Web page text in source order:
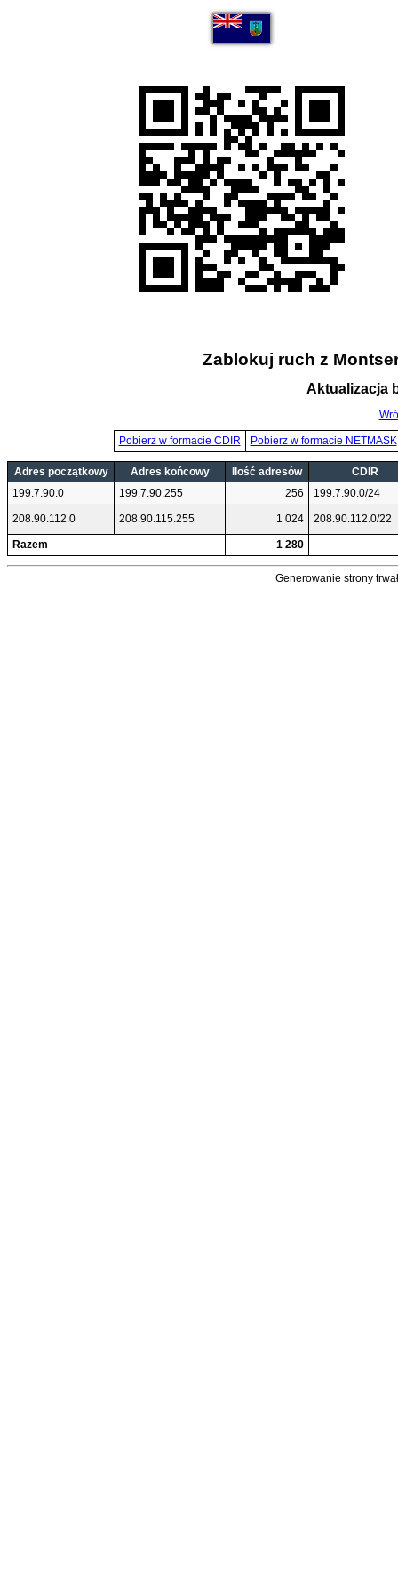
Zablokuj ruch z
Aktualizacja
Pobierz w formacie CDIR Pobierz w formacie NETMASK
Adres początkowy Adres końcowy Ilość adresów
CDIR
199.7.90.0
199.7.90.255 256 199.7.90.0/24
208.90.112.0 208.90.115.255 1 024 208.90.112.0/22
Razem 1 280
Generowanie strony